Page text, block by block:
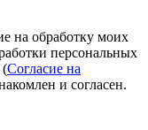
на обработку моих
персональных
(Согласие на
и согласен.